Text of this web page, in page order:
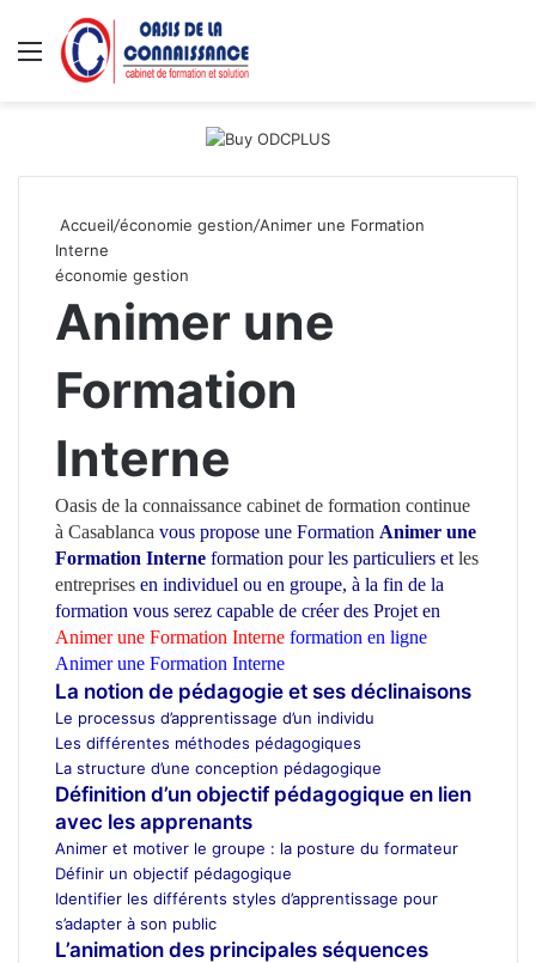
Menu
Accueil/économie gestion/Animer une Formation
Interne
économie gestion
Animer une
Formation
Interne
Oasis de la connaissance cabinet de formation continue
à Casablanca vous propose une Formation Animer une
Formation Interne formation pour les particuliers et les
entreprises en individuel ou en groupe, à la fin de la
formation vous serez capable de créer des Projet en
Animer une Formation Interne formation en ligne
Animer une Formation Interne
La notion de pédagogie et ses déclinaisons
Le processus d’apprentissage d’un individu
Les différentes méthodes pédagogiques
La structure d’une conception pédagogique
Définition d’un objectif pédagogique en lien
avec les apprenants
Animer et motiver le groupe : la posture du formateur
Définir un objectif pédagogique
Identifier les différents styles d’apprentissage pour
s’adapter à son public
L’animation des principales séquences